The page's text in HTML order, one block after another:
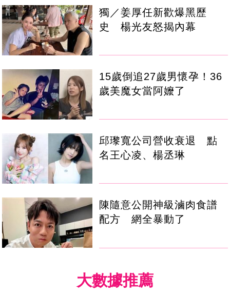
獨／姜厚任新歡爆黑歷
史 楊光友怒揭內幕
15歲倒追27歲男懷孕！36
歲美魔女當阿嬤了
邱瓈寬公司營收衰退 點
名王心凌、楊丞琳
陳隨意公開神級滷肉食譜
配方 網全暴動了
大數據推薦